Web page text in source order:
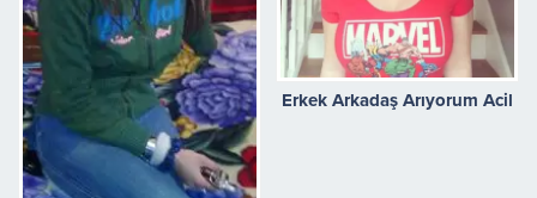
Erkek Arkadaş Arıyorum Acil